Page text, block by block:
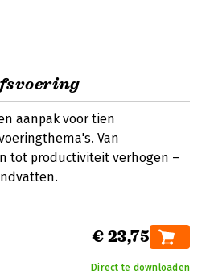
aanpak voor tien
Van
tot productiviteit verhogen –
€ 23,75
Direct te downloaden